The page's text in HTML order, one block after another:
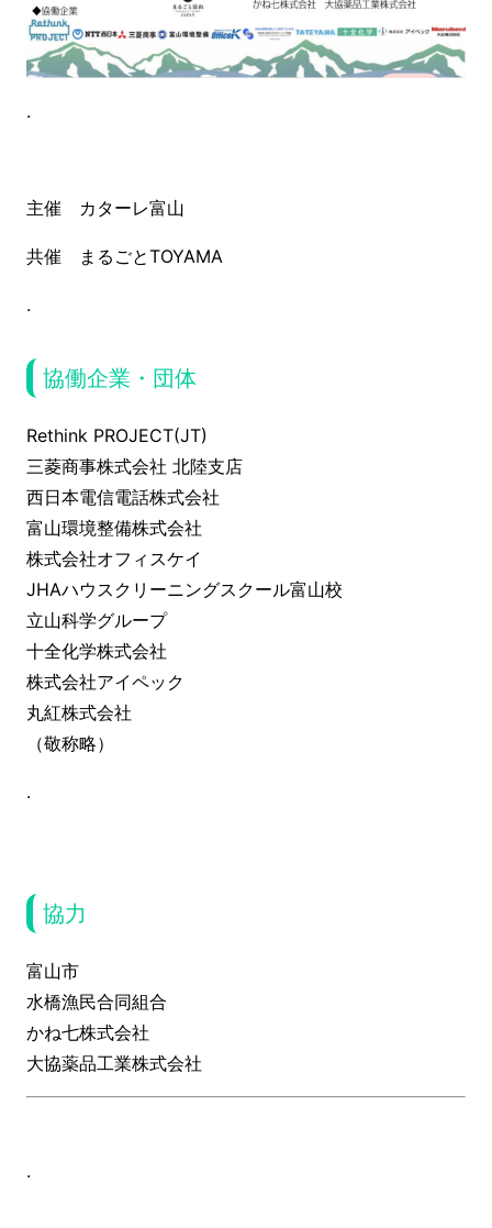
.
主催 カターレ富山
共催 まるごとTOYAMA
.
協働企業・団体
Rethink PROJECT(JT)
三菱商事株式会社 北陸支店
西日本電信電話株式会社
富山環境整備株式会社
株式会社オフィスケイ
JHAハウスクリーニングスクール富山校
立山科学グループ
十全化学株式会社
株式会社アイペック
丸紅株式会社
（敬称略）
.
協力
富山市
水橋漁民合同組合
かね七株式会社
大協薬品工業株式会社
.